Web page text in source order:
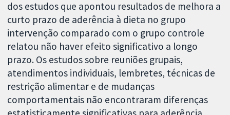
dos estudos que apontou resultados de melhora a
curto prazo de aderência à dieta no grupo
intervenção comparado com o grupo controle
relatou não haver efeito significativo a longo
prazo. Os estudos sobre reuniões grupais,
atendimentos individuais, lembretes, técnicas de
restrição alimentar e de mudanças
comportamentais não encontraram diferenças